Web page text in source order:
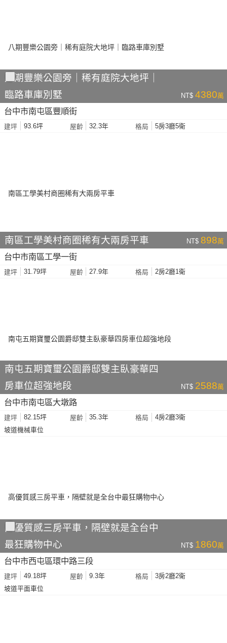
八期豐樂公園旁｜稀有庭院大地坪｜
臨路車庫別墅
NT$ 4380萬
台中市南屯區豐順街
建坪 93.6坪 屋齡 32.3年 格局 5房3廳5衛
南區工學美村商圈稀有大兩房平車 NT$ 898萬
台中市南區工學一街
建坪 31.79坪 屋齡 27.9年 格局 2房2廳1衛
南屯五期寶璽公園爵邸雙主臥豪華四
房車位超強地段
NT$ 2588萬
台中市南屯區大墩路
建坪 82.15坪 屋齡 35.3年 格局
4房2廳3衛
坡道機械車位
高優質感三房平車，隔壁就是全台中
最狂購物中心
NT$ 1860萬
台中市西屯區環中路三段
建坪 49.18坪 屋齡 9.3年 格局
3房2廳2衛
坡道平面車位